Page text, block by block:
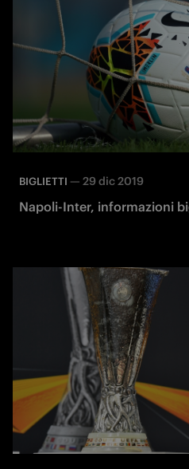
BIGLIETTI — 29 dic 2019
Napoli-Inter, informazioni